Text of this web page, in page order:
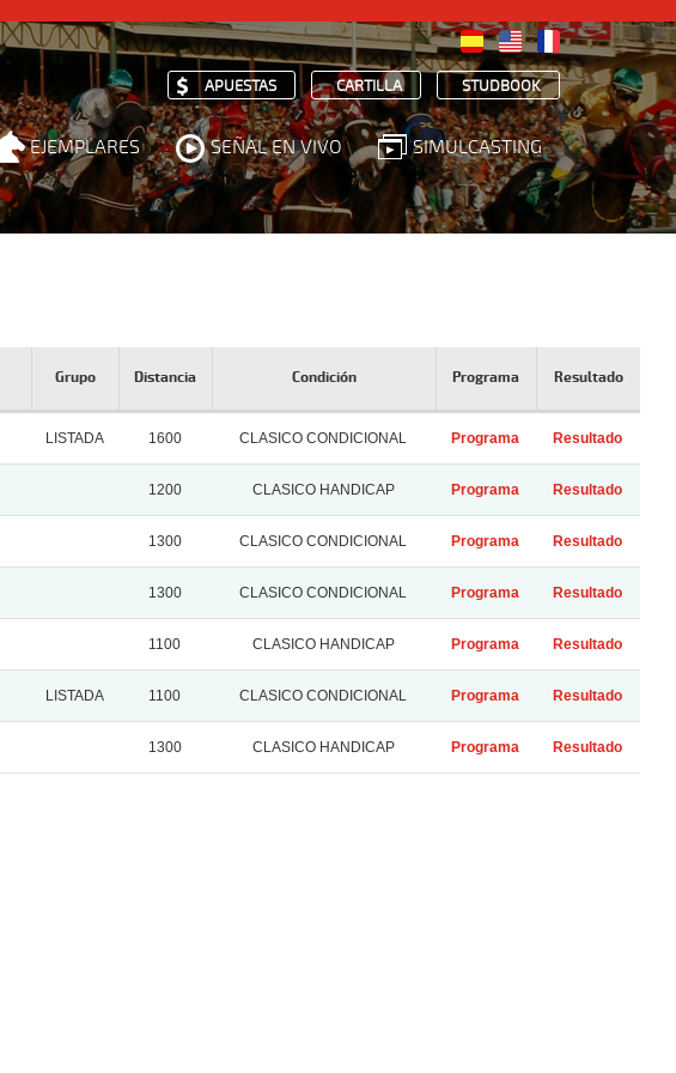
APUESTAS CARTILLA STUDBOOK
EJEMPLARES SEÑAL EN VIVO SIMULCASTING
Grupo Distancia Condición Programa Resultado
LISTADA 1600 CLASICO CONDICIONAL Programa Resultado
1200 CLASICO HANDICAP Programa Resultado
1300 CLASICO CONDICIONAL Programa Resultado
1300 CLASICO CONDICIONAL Programa Resultado
1100 CLASICO HANDICAP Programa Resultado
LISTADA 1100 CLASICO CONDICIONAL Programa Resultado
1300 CLASICO HANDICAP Programa Resultado